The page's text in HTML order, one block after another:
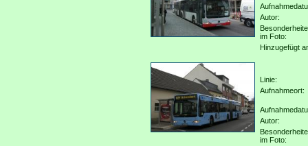
Autor:
im Foto:
Hinzugefügt
Linie:
Aufnahmeort:
Autor:
im Foto: